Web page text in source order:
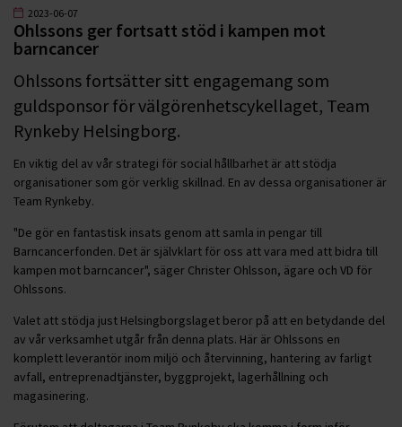
2023-06-07
Ohlssons ger fortsatt stöd i kampen mot
barncancer
Ohlssons fortsätter sitt engagemang som
guldsponsor för välgörenhetscykellaget, Team
Rynkeby Helsingborg.
En viktig del av vår strategi för social hållbarhet är att stödja
organisationer som gör verklig skillnad. En av dessa organisationer är
Team Rynkeby.
"De gör en fantastisk insats genom att samla in pengar till
Barncancerfonden. Det är självklart för oss att vara med att bidra till
kampen mot barncancer", säger Christer Ohlsson, ägare och VD för
Ohlssons.
Valet att stödja just Helsingborgslaget beror på att en betydande del
av vår verksamhet utgår från denna plats. Här är Ohlssons en
komplett leverantör inom miljö och återvinning, hantering av farligt
avfall, entreprenadtjänster, byggprojekt, lagerhållning och
magasinering.